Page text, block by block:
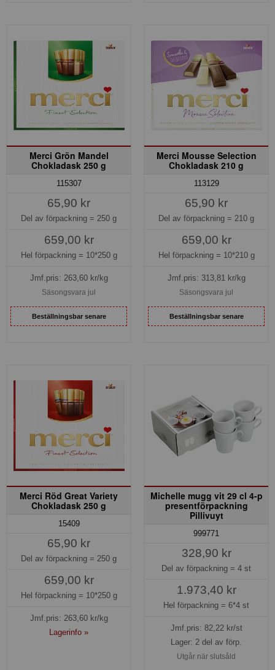
Merci Grön Mandel
Chokladask 250 g
115307
65,90 kr
Del av förpackning = 250 g
659,00 kr
Hel förpackning = 10*250 g
Jmf.pris: 263,60kr/kg
Säsongsvara jul
Beställningsbar senare
Merci Mousse Selection
Chokladask 210 g
113129
65,90 kr
Del av förpackning = 210 g
659,00 kr
Hel förpackning = 10*210 g
Jmf.pris: 313,81 kr/kg
Säsongsvara jul
Beställningsbar senare
Merci Röd Great Variety
Chokladask 250 g
15409
65,90 kr
Del av förpackning = 250 g
659,00 kr
Hel förpackning = 10*250 g
Jmf.pris: 263,60kr/kg
Lagerinfo »
Michelle mugg vit 29 cl 4-p
presentförpackning
Pillivuyt
999771
328,90 kr
Del av förpackning = 4 st
1.973,40 kr
Hel förpackning = 6*4 st
Jmf.pris: 82,22kr/st
Lager: 2 del av förp.
Utgår när slutsåld